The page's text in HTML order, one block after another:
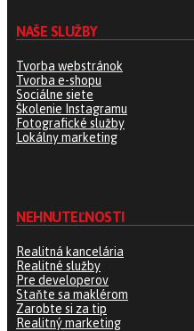
NAŠE SLUŽBY
Tvorba webstránok
Tvorba e-shopu
Sociálne siete
Školenie Instagramu
Fotografické služby
Lokálny marketing
NEHNUTEĽNOSTI
Realitná kancelária
Realitné služby
Pre developerov
Staňte sa maklérom
Zarobte si za tip
Realitný marketing